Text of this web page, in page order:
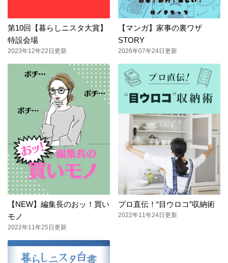
第10回【暮らしニスタ大賞】
特設会場
2023年12年22日更新
【マンガ】家事の裏ワザ
STORY
2026年07年24日更新
【NEW】編集長のおッ！買い
モノ
2022年11年25日更新
プロ直伝！“目ウロコ”収納術
2022年11年24日更新